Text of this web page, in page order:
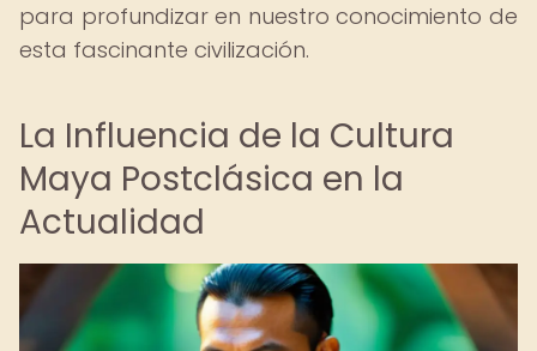
para profundizar en nuestro conocimiento de
esta fascinante civilización.
La Influencia de la Cultura
Maya Postclásica en la
Actualidad